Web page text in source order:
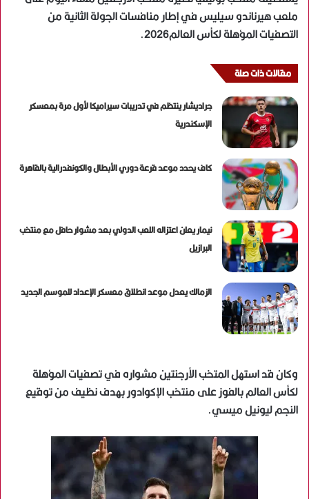
ملعب هيرناندو سيليس في إطار منافسات الجولة الثانية من
التصفيات المؤهلة لكأس العالم2026.
مقالات ذات صلة
جراديشار ينتظم في تدريبات سيراميكا لأول مرة بمعسكر
الإسكندرية
كاف يحدد موعد قرعة دوري الأبطال والكونفدرالية بالقاهرة
نيمار يعلن اعتزاله اللعب الدولي بعد مشوار حافل مع منتخب
البرازيل
الزمالك يعدل موعد انطلاق معسكر الإعداد للموسم الجديد
وكان قد استهل المتخب الأرجنتين مشواره في تصفيات المؤهلة
لكأس العالم بالفوز على منتخب الإكوادور بهدف نظيف من توقيع
النجم ليونيل ميسي.